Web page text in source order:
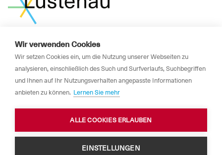
Wir verwenden Cookies
Wir setzen Cookies ein, um die Nutzung unserer Webseiten zu
analysieren, einschließlich des Such und Surfverlaufs, Suchbegriffen
und Ihnen auf Ihr Nutzungsverhalten angepasste Informationen
anbieten zu können. Lernen Sie mehr
ALLE COOKIES ERLAUBEN
EINSTELLUNGEN
News
Newsletter
Impressum
Datenschutzerklärung